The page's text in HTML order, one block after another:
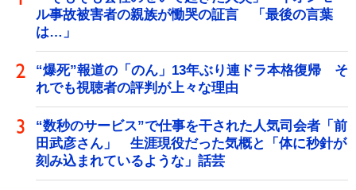
ル事故被害者の親族が慟哭の証言 「最後の言葉
は…」
“爆死”報道の「のん」13年ぶり連ドラ本格復帰 そ
れでも視聴者の評判が上々な理由
“数秒のサービス”で仕事を干された人気司会者「前
田武彦さん」 生涯現役だった気概と「体に秒針が
刻み込まれているような」話芸